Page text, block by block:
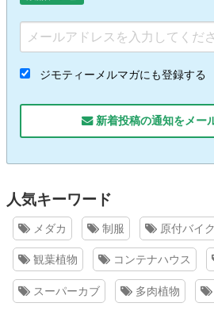
ジモティーメルマガにも登録する
新着投稿の通知をメー
人気キーワード
メダカ 制服 原付バイク
観葉植物 コンテナハウス
スーパーカブ 多肉植物